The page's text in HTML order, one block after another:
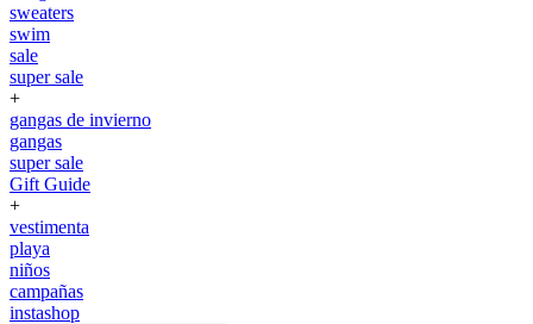
sweaters
swim
sale
super sale
+
gangas de invierno
gangas
super sale
Gift Guide
+
vestimenta
playa
niños
campañas
instashop